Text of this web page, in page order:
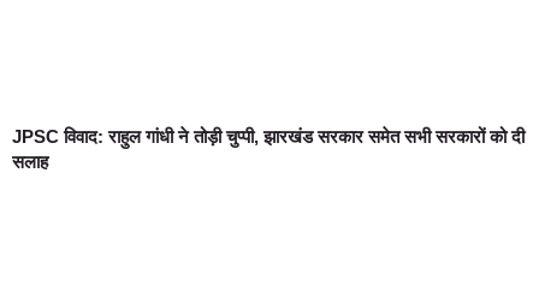
JPSC विवाद: राहुल गांधी ने तोड़ी चुप्पी, झारखंड सरकार समेत सभी सरकारों को दी
सलाह